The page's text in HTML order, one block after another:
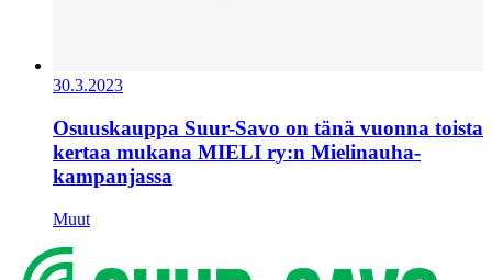
30.3.2023
Osuuskauppa Suur-Savo on tänä vuonna toista
kertaa mukana MIELI ry:n Mielinauha-
kampanjassa
Muut